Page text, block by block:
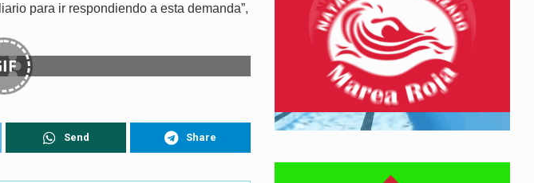
para ir respondiendo a esta demanda”,
Send Share